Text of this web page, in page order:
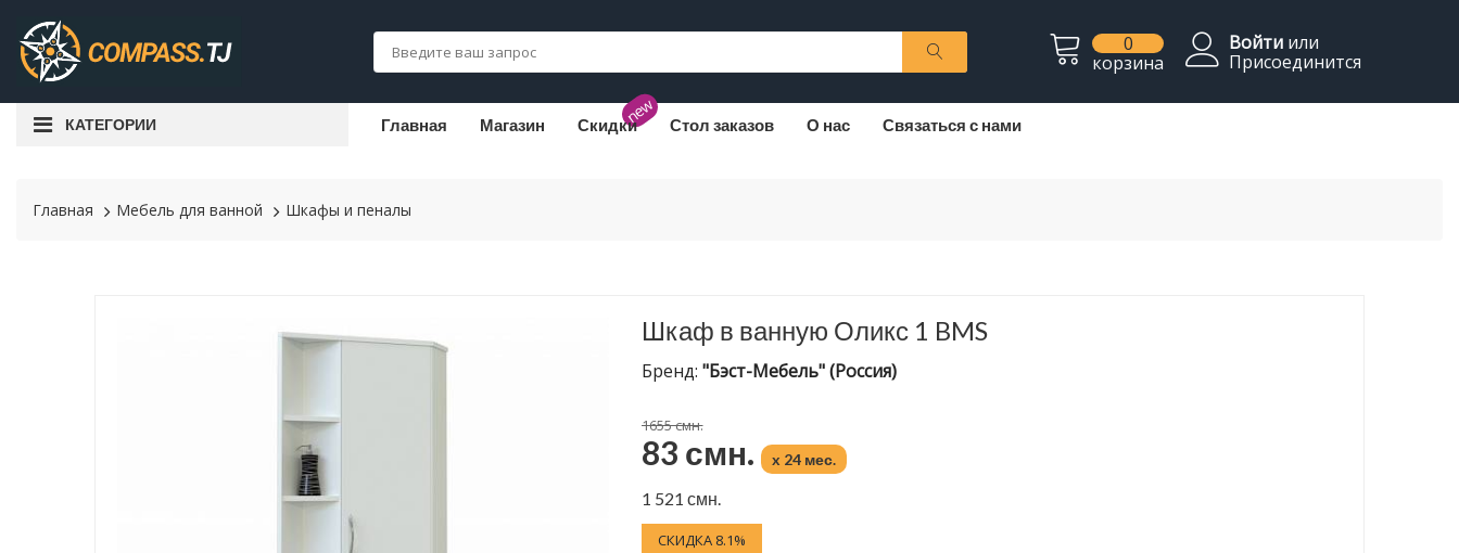
0
корзина
Войти или
Присоединится
КАТЕГОРИИ Главная Магазин new
Скидки Стол заказов О нас Связаться с нами
Главная Мебель для ванной Шкафы и пеналы
Шкаф в ванную Оликс 1 BMS
Бренд: "Бэст-Мебель" (Россия)
1655 смн.
83 смн. x 24 мес.
1 521 смн.
СКИДКА 8.1%